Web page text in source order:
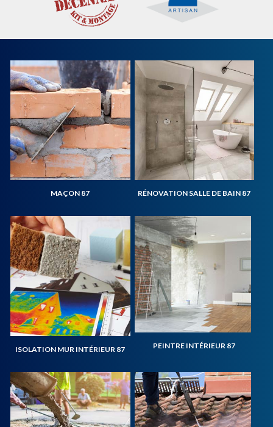
MAÇON 87 RÉNOVATION SALLE DE BAIN 87
ISOLATION MUR INTÉRIEUR 87 PEINTRE INTÉRIEUR 87